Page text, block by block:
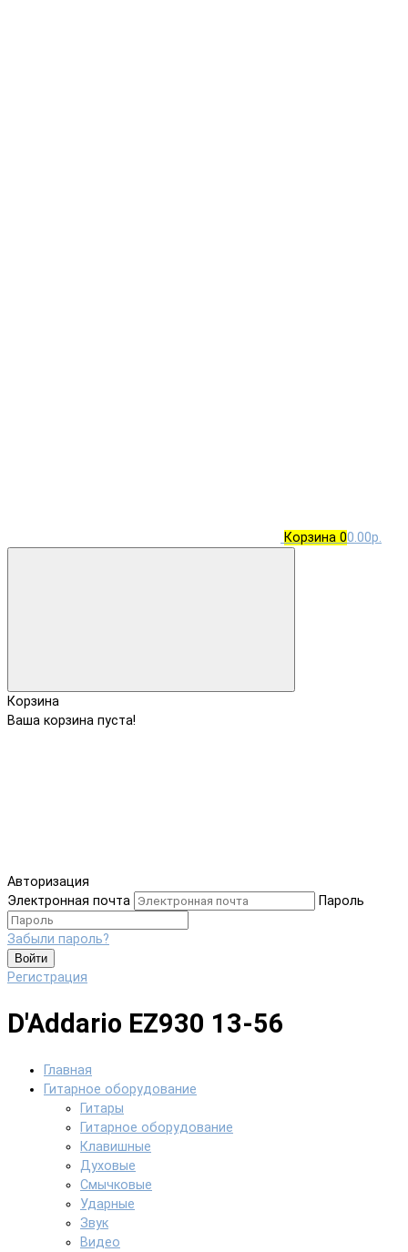
Корзина 00.00р.
Корзина
Ваша корзина пуста!
Авторизация
Электронная почта
Пароль
Забыли пароль?
Войти
Регистрация
D'Addario EZ930 13-56
Главная
Гитарное оборудование
Гитары
Гитарное оборудование
Клавишные
Духовые
Смычковые
Ударные
Звук
Видео